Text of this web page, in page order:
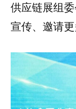
供应链展组
宣传、邀请更